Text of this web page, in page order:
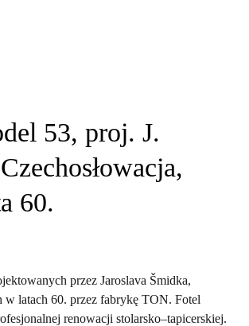
53, proj. J.
60.
przez Jaroslava Šmidka,
latach 60. przez fabrykę TON. Fotel
renowacji stolarsko–tapicerskiej.